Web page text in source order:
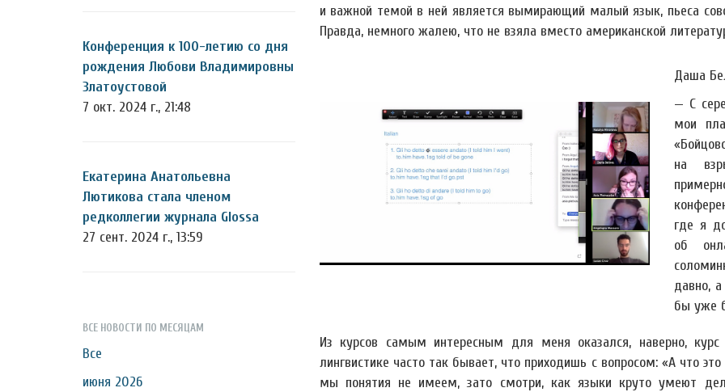
Конференция к 100-летию со дня
рождения Любови Владимировны
Златоустовой
7 окт. 2024 г., 21:48
Екатерина Анатольевна
Лютикова стала членом
редколлегии журнала Glossa
27 сент. 2024 г., 13:59
ВСЕ НОВОСТИ ПО МЕСЯЦАМ
Все
июня 2026
и важной темой в ней является вымирающий малый язык, пьеса
Правда, немного жалею, что не взяла вместо американской
Даша
— С
мои
на
где я
об
давно,
бы уже
Из курсов самым интересным для меня оказался, наверно,
лингвистике часто так бывает, что приходишь с вопросом: «А что
мы понятия не имеем, зато смотри, как языки круто умеют